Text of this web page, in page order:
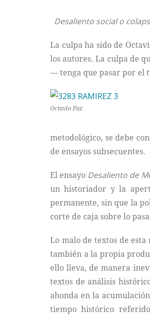
Desaliento social o
La culpa ha sido de
los autores. La culpa de
— tenga que pasar por el
Octavio Paz
metodológico, se debe
de ensayos subsecuentes.
El ensayo Desaliento de
un historiador y la
permanente, sin que la
corte de caja sobre lo
Lo malo de textos de
también a la propia
ello lleva, de manera
textos de análisis
ahonda en la
tiempo histórico